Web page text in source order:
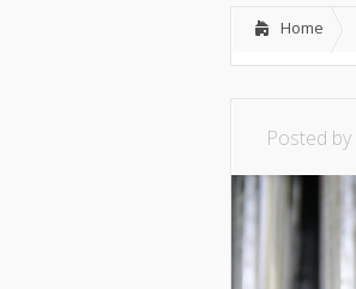
Home
Posted by